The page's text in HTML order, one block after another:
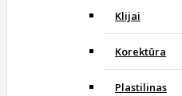
Klijai
Korektūra
Plastilinas